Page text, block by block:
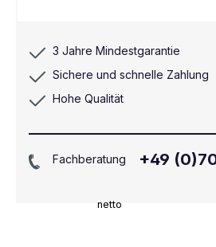
netto
3 Jahre Mindestgarantie
Sichere und schnelle Zahlung
Hohe Qualität
Fachberatung +49